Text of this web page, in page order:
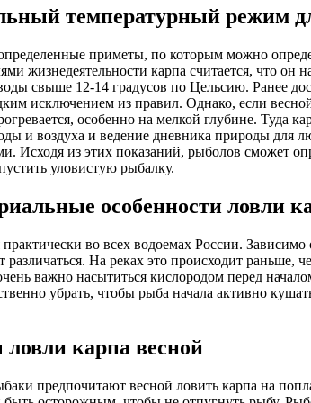
температурный режим
приметы, по которым можно
жизнедеятельности карпа считается, что он
свыше 12-14 градусов по Цельсию. Ранее
исключением из правил. Однако, если
особенно на мелкой глубине. Туда
и воздуха и ведение дневника природы для
Исходя из этих показаний, рыболов сможет
уловистую рыбалку.
особенности ловли
во всех водоемах России. Зависимо
различаться. На реках это происходит раньше,
важно насытиться кислородом перед
убрать, чтобы рыба начала активно
карпа весной
предпочитают весной ловить карпа на